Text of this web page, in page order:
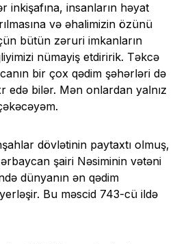
inkişafına, insanların həyat
və əhalimizin özünü
bütün zəruri imkanların
nümayiş etdiririk. Təkcə
bir çox qədim şəhərləri də
edə bilər. Mən onlardan yalnız
dövlətinin paytaxtı olmuş,
şairi Nəsiminin vətəni
dünyanın ən qədim
Bu məscid 743-cü ildə